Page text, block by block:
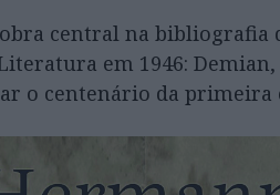
central na bibliografia
em 1946:
o centenário da primeira